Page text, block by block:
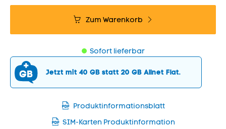
Zum Warenkorb
Sofort lieferbar
Jetzt mit 40 GB statt 20 GB Allnet Flat.
Produktinformationsblatt
SIM-Karten Produktinformation